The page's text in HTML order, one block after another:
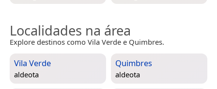
Localidades na área
Explore destinos como Vila Verde e Quimbres.
Vila Verde
aldeota
Quimbres
aldeota